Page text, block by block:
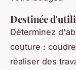
Destinée
Déterminez
couture :
réaliser des